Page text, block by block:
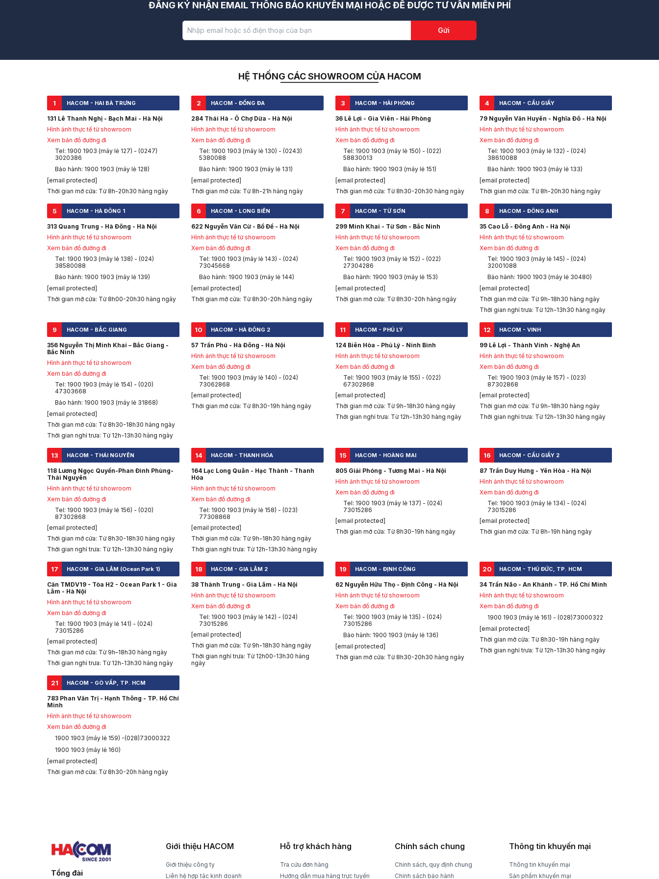
ĐĂNG KÝ NHẬN EMAIL THÔNG BÁO KHUYẾN MẠI HOẶC ĐỂ ĐƯỢC TƯ VẤN MIỄN PHÍ
Gửi
HỆ THỐNG CÁC SHOWROOM CỦA HACOM
1 HACOM - HAI BÀ TRƯNG
131 Lê Thanh Nghị - Bạch Mai - Hà Nội
Hình ảnh thực tế từ showroom
Xem bản đồ đường đi
Tel: 1900 1903 (máy lẻ 127) - (0247)
3020386
Bảo hành: 1900 1903 (máy lẻ 128)
[email protected]
Thời gian mở cửa: Từ 8h-20h30 hàng ngày
2 HACOM - ĐỐNG ĐA
284 Thái Hà - Ô Chợ Dừa - Hà Nội
Hình ảnh thực tế từ showroom
Xem bản đồ đường đi
Tel: 1900 1903 (máy lẻ 130) - (0243)
5380088
Bảo hành: 1900 1903 (máy lẻ 131)
[email protected]
Thời gian mở cửa: Từ 8h-21h hàng ngày
3 HACOM - HẢI PHÒNG
36 Lê Lợi - Gia Viên - Hải Phòng
Hình ảnh thực tế từ showroom
Xem bản đồ đường đi
Tel: 1900 1903 (máy lẻ 150) - (022)
58830013
Bảo hành: 1900 1903 (máy lẻ 151)
[email protected]
Thời gian mở cửa: Từ 8h30-20h30 hàng ngày
4 HACOM - CẦU GIẤY
79 Nguyễn Văn Huyên - Nghĩa Đô - Hà Nội
Hình ảnh thực tế từ showroom
Xem bản đồ đường đi
Tel: 1900 1903 (máy lẻ 132) - (024)
38610088
Bảo hành: 1900 1903 (máy lẻ 133)
[email protected]
Thời gian mở cửa: Từ 8h-20h30 hàng ngày
5 HACOM - HÀ ĐÔNG 1
313 Quang Trung - Hà Đông - Hà Nội
Hình ảnh thực tế từ showroom
Xem bản đồ đường đi
Tel: 1900 1903 (máy lẻ 138) - (024)
38580088
Bảo hành: 1900 1903 (máy lẻ 139)
[email protected]
Thời gian mở cửa: Từ 8h00-20h30 hàng ngày
6 HACOM - LONG BIÊN
622 Nguyễn Văn Cừ - Bồ Đề - Hà Nội
Hình ảnh thực tế từ showroom
Xem bản đồ đường đi
Tel: 1900 1903 (máy lẻ 143) - (024)
73045668
Bảo hành: 1900 1903 (máy lẻ 144)
[email protected]
Thời gian mở cửa: Từ 8h30-20h hàng ngày
7 HACOM - TỪ SƠN
299 Minh Khai - Từ Sơn - Bắc Ninh
Hình ảnh thực tế từ showroom
Xem bản đồ đường đi
Tel: 1900 1903 (máy lẻ 152) - (022)
27304286
Bảo hành: 1900 1903 (máy lẻ 153)
[email protected]
Thời gian mở cửa: Từ 8h30-20h hàng ngày
8 HACOM - ĐÔNG ANH
35 Cao Lỗ - Đông Anh - Hà Nội
Hình ảnh thực tế từ showroom
Xem bản đồ đường đi
Tel: 1900 1903 (máy lẻ 145) - (024)
32001088
Bảo hành: 1900 1903 (máy lẻ 30480)
[email protected]
Thời gian mở cửa: Từ 9h-18h30 hàng ngày
Thời gian nghỉ trưa: Từ 12h-13h30 hàng ngày
9 HACOM - BẮC GIANG
356 Nguyễn Thị Minh Khai – Bắc Giang -
Bắc Ninh
Hình ảnh thực tế từ showroom
Xem bản đồ đường đi
Tel: 1900 1903 (máy lẻ 154) - (020)
47303668
Bảo hành: 1900 1903 (máy lẻ 31868)
[email protected]
Thời gian mở cửa: Từ 8h30-18h30 hàng ngày
Thời gian nghỉ trưa: Từ 12h-13h30 hàng ngày
10 HACOM - HÀ ĐÔNG 2
57 Trần Phú - Hà Đông - Hà Nội
Hình ảnh thực tế từ showroom
Xem bản đồ đường đi
Tel: 1900 1903 (máy lẻ 140) - (024)
73062868
[email protected]
Thời gian mở cửa: Từ 8h30-19h hàng ngày
11 HACOM - PHỦ LÝ
124 Biên Hòa - Phủ Lý - Ninh Bình
Hình ảnh thực tế từ showroom
Xem bản đồ đường đi
Tel: 1900 1903 (máy lẻ 155) - (022)
67302868
[email protected]
Thời gian mở cửa: Từ 9h-18h30 hàng ngày
Thời gian nghỉ trưa: Từ 12h-13h30 hàng ngày
12 HACOM - VINH
99 Lê Lợi - Thành Vinh - Nghệ An
Hình ảnh thực tế từ showroom
Xem bản đồ đường đi
Tel: 1900 1903 (máy lẻ 157) - (023)
87302868
[email protected]
Thời gian mở cửa: Từ 9h-18h30 hàng ngày
Thời gian nghỉ trưa: Từ 12h-13h30 hàng ngày
13 HACOM - THÁI NGUYÊN
118 Lương Ngọc Quyến-Phan Đình Phùng-
Thái Nguyên
Hình ảnh thực tế từ showroom
Xem bản đồ đường đi
Tel: 1900 1903 (máy lẻ 156) - (020)
87302868
[email protected]
Thời gian mở cửa: Từ 8h30-18h30 hàng ngày
Thời gian nghỉ trưa: Từ 12h-13h30 hàng ngày
14 HACOM - THANH HÓA
164 Lạc Long Quân - Hạc Thành - Thanh
Hóa
Hình ảnh thực tế từ showroom
Xem bản đồ đường đi
Tel: 1900 1903 (máy lẻ 158) - (023)
77308868
[email protected]
Thời gian mở cửa: Từ 9h-18h30 hàng ngày
Thời gian nghỉ trưa: Từ 12h-13h30 hàng ngày
15 HACOM - HOÀNG MAI
805 Giải Phóng - Tương Mai - Hà Nội
Hình ảnh thực tế từ showroom
Xem bản đồ đường đi
Tel: 1900 1903 (máy lẻ 137) - (024)
73015286
[email protected]
Thời gian mở cửa: Từ 8h30-19h hàng ngày
16 HACOM - CẦU GIẤY 2
87 Trần Duy Hưng - Yên Hòa - Hà Nội
Hình ảnh thực tế từ showroom
Xem bản đồ đường đi
Tel: 1900 1903 (máy lẻ 134) - (024)
73015286
[email protected]
Thời gian mở cửa: Từ 8h-19h hàng ngày
17 HACOM - GIA LÂM (Ocean Park 1)
Căn TMDV19 - Tòa H2 - Ocean Park 1 - Gia
Lâm - Hà Nội
Hình ảnh thực tế từ showroom
Xem bản đồ đường đi
Tel: 1900 1903 (máy lẻ 141) - (024)
73015286
[email protected]
Thời gian mở cửa: Từ 9h–18h30 hàng ngày
Thời gian nghỉ trưa: Từ 12h-13h30 hàng ngày
18 HACOM - GIA LÂM 2
38 Thành Trung - Gia Lâm - Hà Nội
Hình ảnh thực tế từ showroom
Xem bản đồ đường đi
Tel: 1900 1903 (máy lẻ 142) - (024)
73015286
[email protected]
Thời gian mở cửa: Từ 9h-18h30 hàng ngày
Thời gian nghỉ trưa: Từ 12h00-13h30 hàng
ngày
19 HACOM - ĐỊNH CÔNG
62 Nguyễn Hữu Thọ - Định Công - Hà Nội
Hình ảnh thực tế từ showroom
Xem bản đồ đường đi
Tel: 1900 1903 (máy lẻ 135) - (024)
73015286
Bảo hành: 1900 1903 (máy lẻ 136)
[email protected]
Thời gian mở cửa: Từ 8h30-20h30 hàng ngày
20 HACOM - THỦ ĐỨC, TP. HCM
34 Trần Não - An Khánh - TP. Hồ Chí Minh
Hình ảnh thực tế từ showroom
Xem bản đồ đường đi
1900 1903 (máy lẻ 161) - (028)73000322
[email protected]
Thời gian mở cửa: Từ 8h30-19h hàng ngày
Thời gian nghỉ trưa: Từ 12h-13h30 hàng ngày
21 HACOM - GÒ VẤP, TP. HCM
783 Phan Văn Trị - Hạnh Thông - TP. Hồ Chí
Minh
Hình ảnh thực tế từ showroom
Xem bản đồ đường đi
1900 1903 (máy lẻ 159) -(028)73000322
1900 1903 (máy lẻ 160)
[email protected]
Thời gian mở cửa: Từ 8h30-20h hàng ngày
Tổng đài
Giới thiệu HACOM
Giới thiệu công ty
Liên hệ hợp tác kinh doanh
Hỗ trợ khách hàng
Tra cứu đơn hàng
Hướng dẫn mua hàng trực tuyến
Chính sách chung
Chính sách, quy định chung
Chính sách bảo hành
Thông tin khuyến mại
Thông tin khuyến mại
Sản phẩm khuyến mại